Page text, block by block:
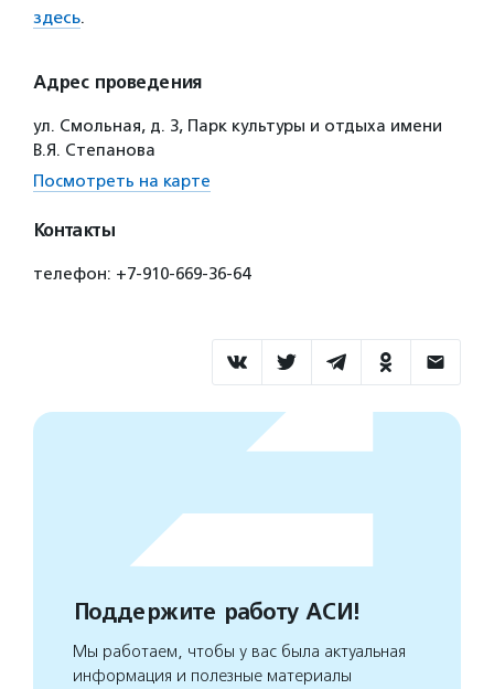
здесь.
Адрес проведения
ул. Смольная, д. 3, Парк культуры и отдыха имени
В.Я. Степанова
Посмотреть на карте
Контакты
телефон: +7-910-669-36-64
Поддержите работу АСИ!
Мы работаем, чтобы у вас была актуальная
информация и полезные материалы